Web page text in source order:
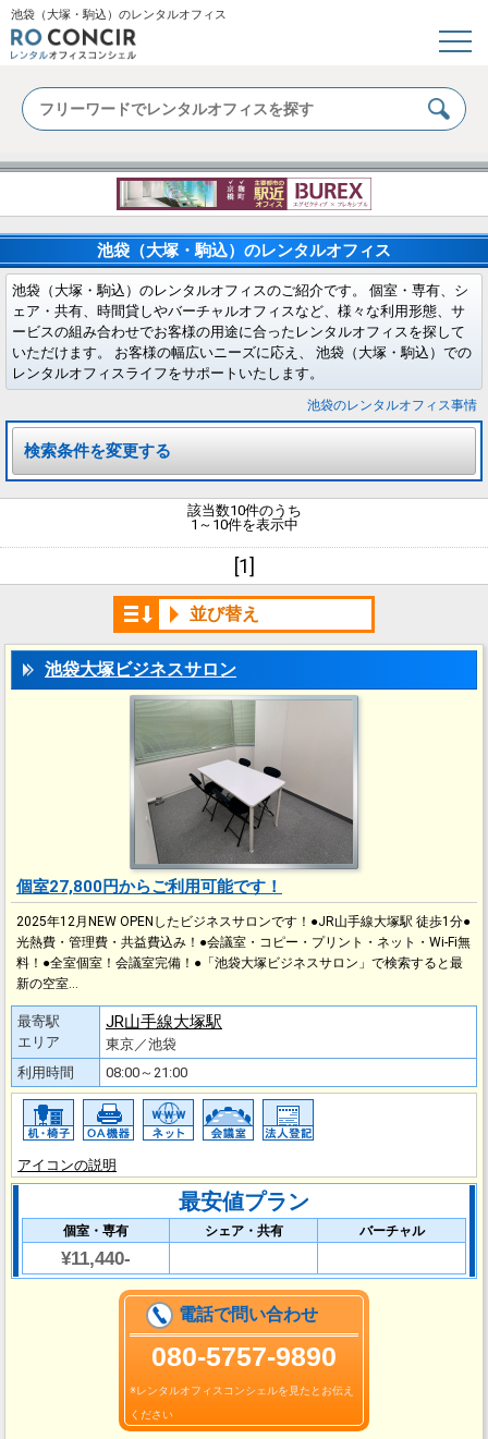
池袋（大塚・駒込）のレンタルオフィス
池袋（大塚・駒込）のレンタルオフィス
池袋（大塚・駒込）のレンタルオフィスのご紹介です。 個室・専有、シ
ェア・共有、時間貸しやバーチャルオフィスなど、様々な利用形態、サ
ービスの組み合わせでお客様の用途に合ったレンタルオフィスを探して
いただけます。 お客様の幅広いニーズに応え、 池袋（大塚・駒込）での
レンタルオフィスライフをサポートいたします。
池袋のレンタルオフィス事情
検索条件を変更する
該当数10件のうち
1～10件を表示中
[1]
並び替え
池袋大塚ビジネスサロン
個室27,800円からご利用可能です！
2025年12月NEW OPENしたビジネスサロンです！●JR山手線大塚駅 徒歩1分●
光熱費・管理費・共益費込み！●会議室・コピー・プリント・ネット・Wi-Fi無
料！●全室個室！会議室完備！●「池袋大塚ビジネスサロン」で検索すると最
新の空室…
最寄駅
エリア
JR山手線大塚駅
東京／池袋
利用時間
08:00～21:00
アイコンの説明
最安値プラン
個室・専有 シェア・共有 バーチャル
¥11,440-
電話で問い合わせ
080-5757-9890
※レンタルオフィスコンシェルを見たとお伝え
ください